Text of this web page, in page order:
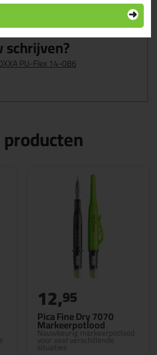
t moet zijn
op 20 oktober 2023
schrijven?
PU-Flex 14-086
Pica Fine Dry 7070
Markeerpotlood
Nauwkeurig markeerpotlood
voor veel verschillende
situaties
12,95